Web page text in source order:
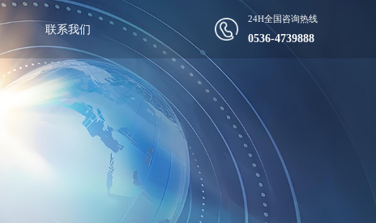
联系我们
24H全国咨询热线
0536-4739888